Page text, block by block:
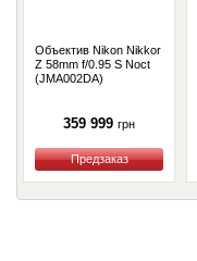
Объектив Nikon Nikkor
Z 58mm f/0.95 S Noct
(JMA002DA)
359 999 грн
Купить